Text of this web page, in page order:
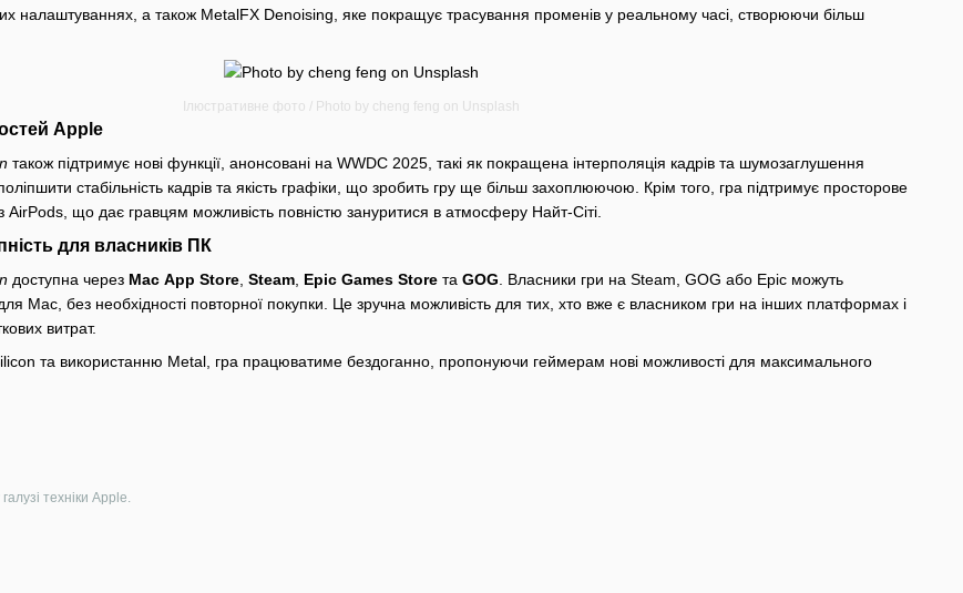
налаштуваннях, а також MetalFX Denoising, яке покращує трасування променів у реальному часі, створюючи більш
Ілюстративне фото / Photo by cheng feng on Unsplash
Apple
також підтримує нові функції, анонсовані на WWDC 2025, такі як покращена інтерполяція кадрів та шумозаглушення
стабільність кадрів та якість графіки, що зробить гру ще більш захоплюючою. Крім того, гра підтримує просторове
AirPods, що дає гравцям можливість повністю зануритися в атмосферу Найт-Сіті.
для власників ПК
доступна через Mac App Store Steam Epic Games Store та GOG . Власники гри на Steam, GOG або Epic можуть
Mac, без необхідності повторної покупки. Це зручна можливість для тих, хто вже є власником гри на інших платформах і
витрат.
та використанню Metal, гра працюватиме бездоганно, пропонуючи геймерам нові можливості для максимального
техніки Apple.